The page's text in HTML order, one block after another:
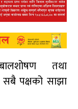
तथा
सबै पक्षको साझा